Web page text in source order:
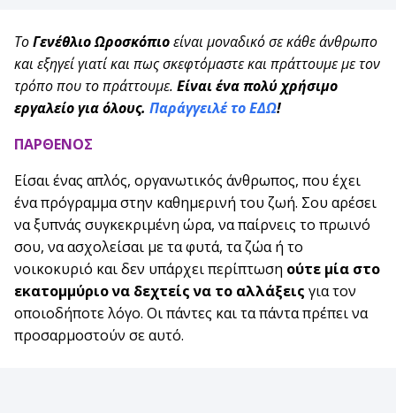
ΤοΓενέθλιο Ωροσκόπιοείναι μοναδικό σε κάθε άνθρωπο
και εξηγεί γιατί και πως σκεφτόμαστε και πράττουμε με τον
τρόπο που το πράττουμε. Είναι ένα πολύ χρήσιμο
εργαλείο για όλους. Παράγγειλέ το ΕΔΩ!
ΠΑΡΘΕΝΟΣ
Είσαι ένας απλός, οργανωτικός άνθρωπος, που έχει
ένα πρόγραμμα στην καθημερινή του ζωή. Σου αρέσει
να ξυπνάς συγκεκριμένη ώρα, να παίρνεις το πρωινό
σου, να ασχολείσαι με τα φυτά, τα ζώα ή το
νοικοκυριό και δεν υπάρχει περίπτωση ούτε μία στο
εκατομμύριο να δεχτείς να το αλλάξεις για τον
οποιοδήποτε λόγο. Οι πάντες και τα πάντα πρέπει να
προσαρμοστούν σε αυτό.